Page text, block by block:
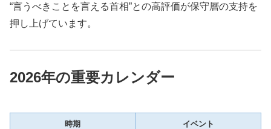
“言うべきことを言える首相”との高評価が保守層の支持を
押し上げています。
2026年の重要カレンダー
時期 イベント